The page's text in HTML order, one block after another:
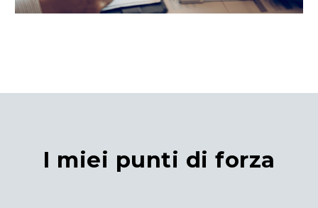
I miei punti di forza